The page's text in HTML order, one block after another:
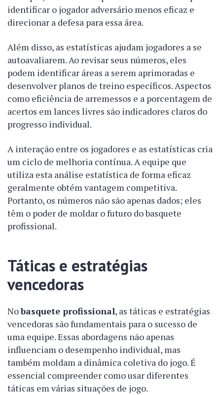
identificar o jogador adversário menos eficaz e
direcionar a defesa para essa área.
Além disso, as estatísticas ajudam jogadores a se
autoavaliarem. Ao revisar seus números, eles
podem identificar áreas a serem aprimoradas e
desenvolver planos de treino específicos. Aspectos
como eficiência de arremessos e a porcentagem de
acertos em lances livres são indicadores claros do
progresso individual.
A interação entre os jogadores e as estatísticas cria
um ciclo de melhoria contínua. A equipe que
utiliza esta análise estatística de forma eficaz
geralmente obtém vantagem competitiva.
Portanto, os números não são apenas dados; eles
têm o poder de moldar o futuro do basquete
profissional.
Táticas e estratégias
vencedoras
Nobasquete profissional, as táticas e estratégias
vencedoras são fundamentais para o sucesso de
uma equipe. Essas abordagens não apenas
influenciam o desempenho individual, mas
também moldam a dinâmica coletiva do jogo. É
essencial compreender como usar diferentes
táticas em várias situações de jogo.